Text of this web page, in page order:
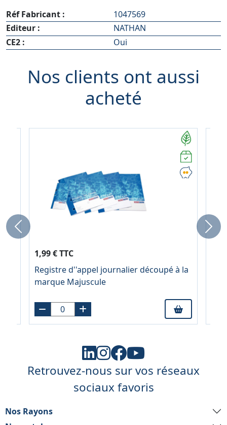
Réf Fabricant :
1047569
Editeur :
NATHAN
CE2 :
Oui
Nos clients ont aussi
acheté
1,99 € TTC
Registre d''appel journalier découpé à la
marque Majuscule
Previous Next
Retrouvez-nous sur vos réseaux
sociaux favoris
Nos Rayons